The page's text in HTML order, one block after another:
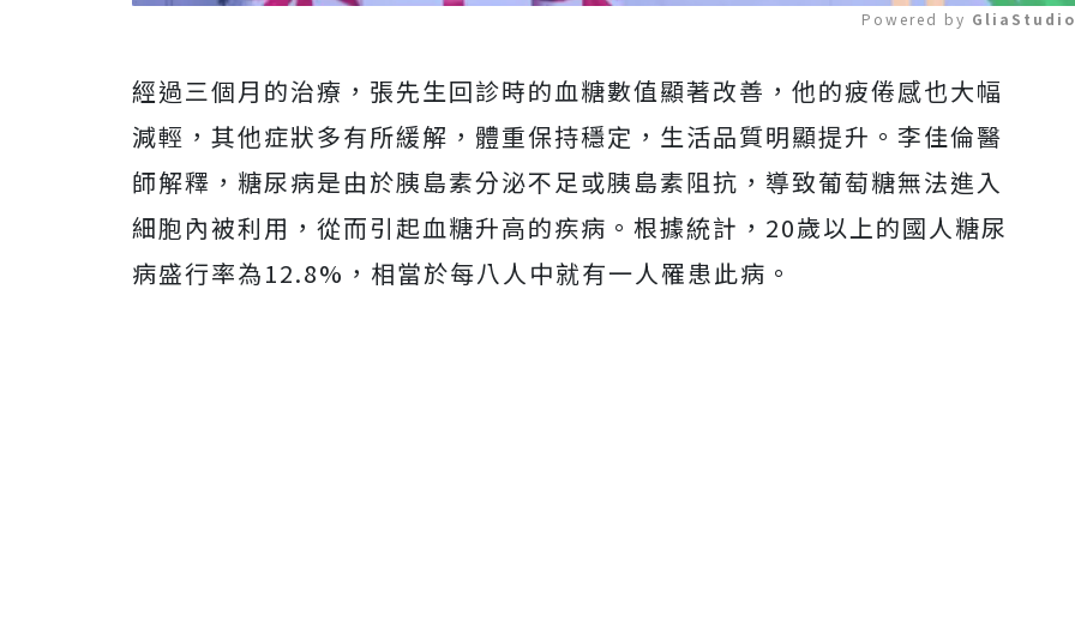
Mute
Powered by
經過三個月的治療，張先生回診時的血糖數值顯著改善，他的疲倦感也大幅
減輕，其他症狀多有所緩解，體重保持穩定，生活品質明顯提升。李佳倫醫
師解釋，糖尿病是由於胰島素分泌不足或胰島素阻抗，導致葡萄糖無法進入
細胞內被利用，從而引起血糖升高的疾病。根據統計，20歲以上的國人糖尿
病盛行率為12.8%，相當於每八人中就有一人罹患此病。